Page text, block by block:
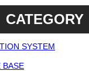
CATEGORY
SYSTEM
BASE